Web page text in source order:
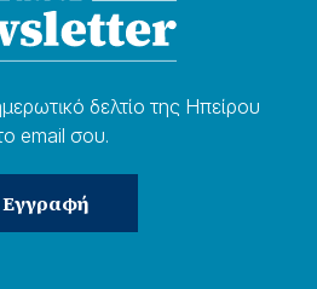
δελτίο της Ηπείρου
email σου.